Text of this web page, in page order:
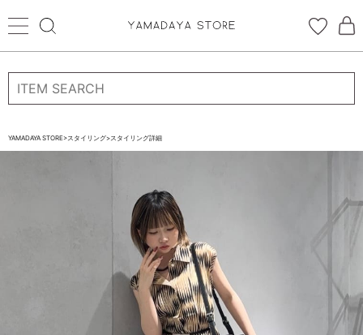
ログイン 新規会員登録
STORE BRAND・LABELから探す
YAMADAYA STORE>スタイリング>スタイリング詳細